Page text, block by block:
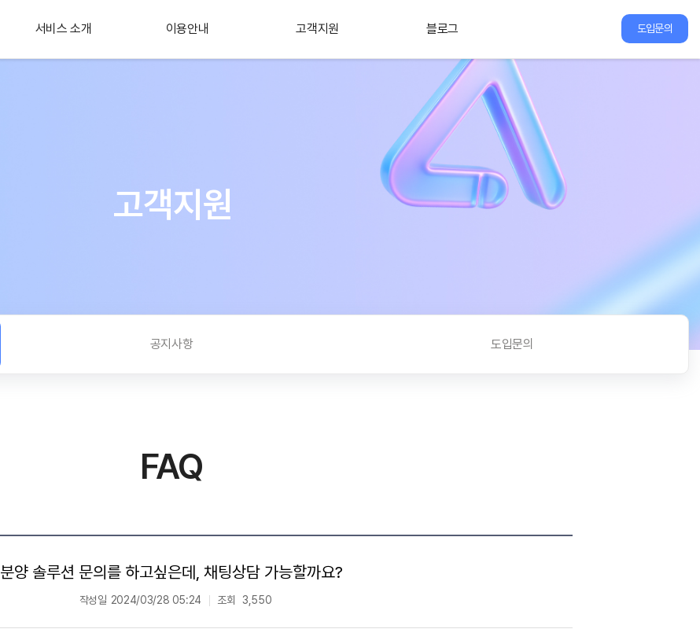
서비스 소개 이용안내 고객지원 블로그 도입문의
고객지원
공지사항 도입문의
FAQ
분양 솔루션 문의를 하고싶은데, 채팅상담 가능할까요?
작성일 2024/03/28 05:24 조회 3,550